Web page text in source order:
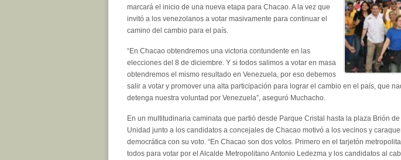
marcará el inicio de una nueva etapa para Chacao. A la vez que
invitó a los venezolanos a votar masivamente para continuar el
camino del cambio para el país.
“En Chacao obtendremos una victoria contundente en las
elecciones del 8 de diciembre. Y si todos salimos a votar en masa
obtendremos el mismo resultado en Venezuela, por eso debemos
salir a votar y promover una alta participación para lograr el cambio en el país, que
detenga nuestra voluntad por Venezuela”, aseguró Muchacho.
En un multitudinaria caminata que partió desde Parque Cristal hasta la plaza Brión
Unidad junto a los candidatos a concejales de Chacao motivó a los vecinos y
democrática con su voto. “En Chacao son dos votos. Primero en el tarjetón
todos para votar por el Alcalde Metropolitano Antonio Ledezma y los candidatos al